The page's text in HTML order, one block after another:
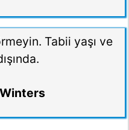
Tabii yaşı ve